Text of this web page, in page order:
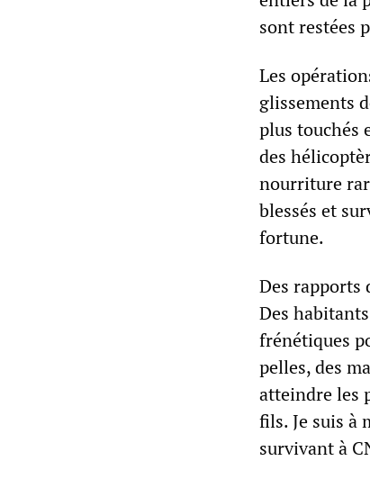
sont restées
Les
glissements
plus touchés
des
nourriture
blessés et
fortune.
Des rapports
Des
frénétiques
pelles, des
atteindre les
fils. Je suis à
survivant à